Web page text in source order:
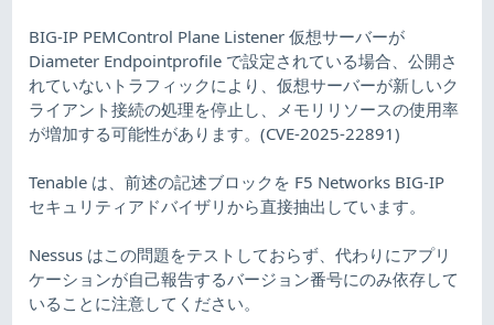
BIG-IP PEMControl Plane Listener 仮想サーバーが
Diameter Endpointprofile で設定されている場合、公開さ
れていないトラフィックにより、仮想サーバーが新しいク
ライアント接続の処理を停止し、メモリリソースの使用率
が増加する可能性があります。(CVE-2025-22891)
Tenable は、前述の記述ブロックを F5 Networks BIG-IP
セキュリティアドバイザリから直接抽出しています。
Nessus はこの問題をテストしておらず、代わりにアプリ
ケーションが自己報告するバージョン番号にのみ依存して
いることに注意してください。